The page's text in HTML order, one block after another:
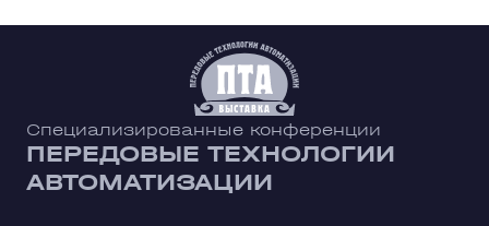
Специализированные конференции
ПЕРЕДОВЫЕ ТЕХНОЛОГИИ
АВТОМАТИЗАЦИИ